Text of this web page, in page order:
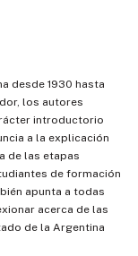
desde 1930 hasta
los autores
introductorio
a la explicación
de las etapas
de formación
apunta a todas
acerca de las
de la Argentina